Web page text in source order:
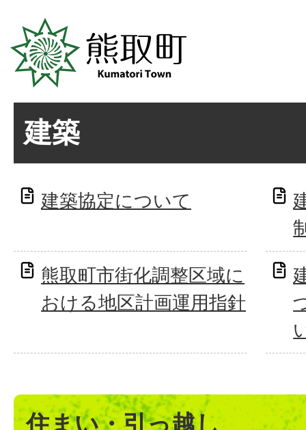
建築
建築協定について
熊取町市街化調整区域に
おける地区計画運用指針
住まい・引っ越し